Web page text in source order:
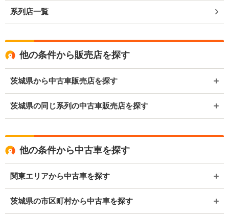
系列店一覧
他の条件から販売店を探す
茨城県から中古車販売店を探す
茨城県の同じ系列の中古車販売店を探す
他の条件から中古車を探す
関東エリアから中古車を探す
茨城県の市区町村から中古車を探す